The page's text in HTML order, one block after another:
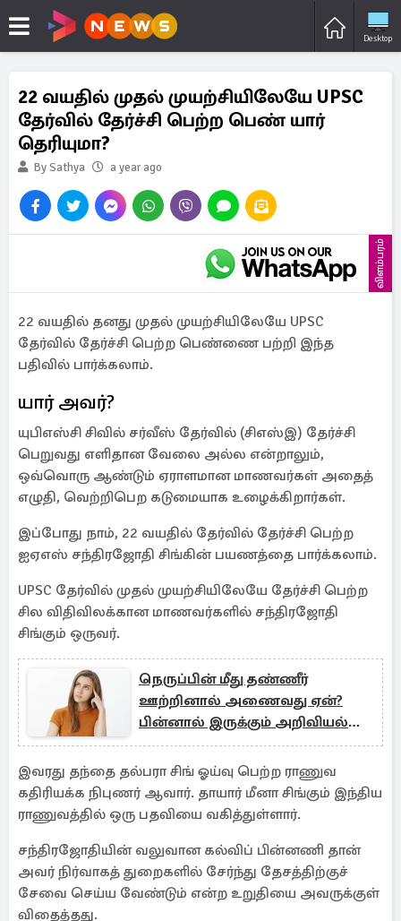
Desktop
22 வயதில் முதல் முயற்சியிலேயே UPSC
தேர்வில் தேர்ச்சி பெற்ற பெண் யார்
தெரியுமா?
By Sathya a year ago
விளம்பரம்
22 வயதில் தனது முதல் முயற்சியிலேயே UPSC
தேர்வில் தேர்ச்சி பெற்ற பெண்ணை பற்றி இந்த
பதிவில் பார்க்கலாம்.
யார் அவர்?
யுபிஎஸ்சி சிவில் சர்வீஸ் தேர்வில் (சிஎஸ்இ) தேர்ச்சி
பெறுவது எளிதான வேலை அல்ல என்றாலும்,
ஒவ்வொரு ஆண்டும் ஏராளமான மாணவர்கள் அதைத்
எழுதி, வெற்றிபெற கடுமையாக உழைக்கிறார்கள்.
இப்போது நாம், 22 வயதில் தேர்வில் தேர்ச்சி பெற்ற
ஐஏஎஸ் சந்திரஜோதி சிங்கின் பயணத்தை பார்க்கலாம்.
UPSC தேர்வில் முதல் முயற்சியிலேயே தேர்ச்சி பெற்ற
சில விதிவிலக்கான மாணவர்களில் சந்திரஜோதி
சிங்கும் ஒருவர்.
நெருப்பின் மீது தண்ணீர்
ஊற்றினால் அணைவது ஏன்?
பின்னால் இருக்கும் அறிவியல்
காரணம்
இவரது தந்தை தல்பரா சிங் ஓய்வு பெற்ற ராணுவ
கதிரியக்க நிபுணர் ஆவார். தாயார் மீனா சிங்கும் இந்திய
ராணுவத்தில் ஒரு பதவியை வகித்துள்ளார்.
சந்திரஜோதியின் வலுவான கல்விப் பின்னணி தான்
அவர் நிர்வாகத் துறைகளில் சேர்ந்து தேசத்திற்குச்
சேவை செய்ய வேண்டும் என்ற உறுதியை அவருக்குள்
விதைத்தது.